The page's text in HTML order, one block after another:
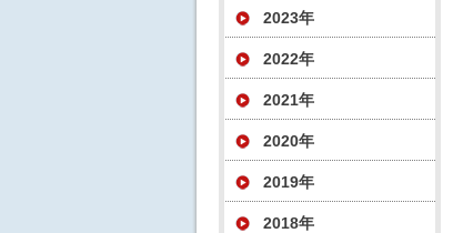
2023年
2022年
2021年
2020年
2019年
2018年